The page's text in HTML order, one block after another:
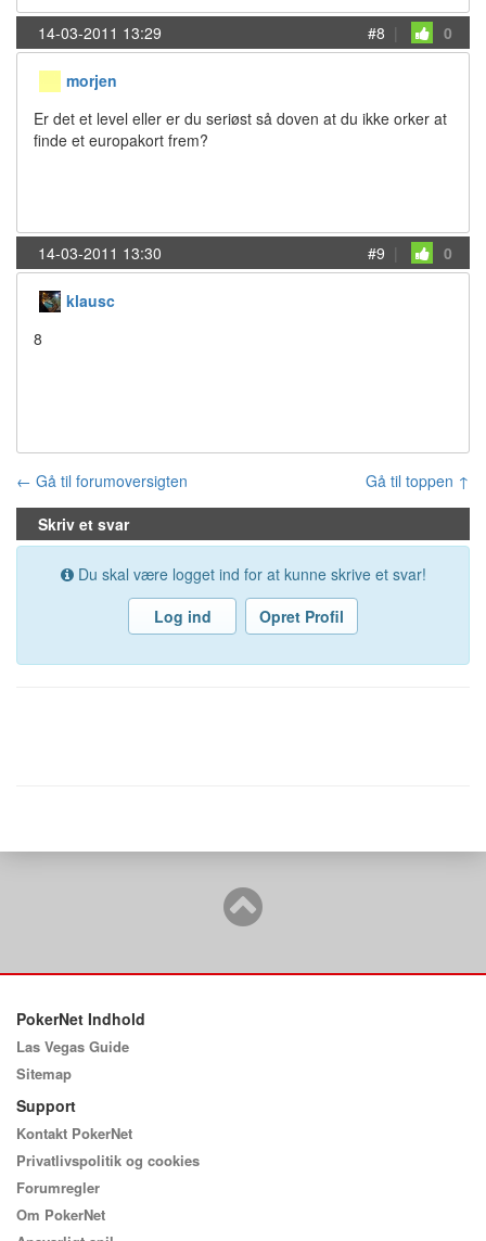
14-03-2011 13:29 #8 | 0
morjen
Er det et level eller er du seriøst så doven at du ikke orker at
finde et europakort frem?
14-03-2011 13:30 #9 | 0
klausc
8
← Gå til forumoversigten
Gå til toppen ↑
Skriv et svar
Du skal være logget ind for at kunne skrive et svar!
Log ind
Opret Profil
PokerNet Indhold
Las Vegas Guide
Sitemap
Support
Kontakt PokerNet
Privatlivspolitik og cookies
Forumregler
Om PokerNet